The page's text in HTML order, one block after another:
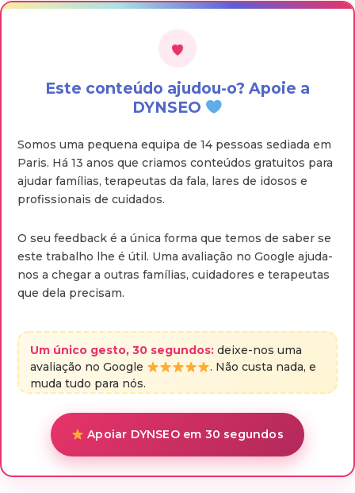
Este conteúdo ajudou-o? Apoie a
DYNSEO
Somos uma pequena equipa de 14 pessoas sediada em
Paris. Há 13 anos que criamos conteúdos gratuitos para
ajudar famílias, terapeutas da fala, lares de idosos e
profissionais de cuidados.
O seu feedback é a única forma que temos de saber se
este trabalho lhe é útil. Uma avaliação no Google ajuda-
nos a chegar a outras famílias, cuidadores e terapeutas
que dela precisam.
Um único gesto, 30 segundos: deixe-nos uma
avaliação no Google
. Não custa nada, e
muda tudo para nós.
Apoiar DYNSEO em 30 segundos